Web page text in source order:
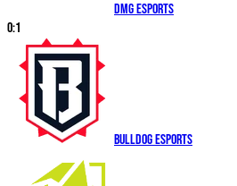
DMG Esports
0:1
Bulldog Esports